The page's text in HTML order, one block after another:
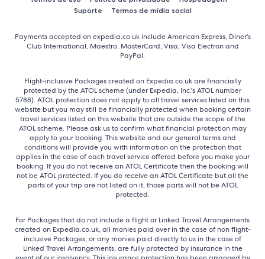
Suporte
Termos de mídia social
Payments accepted on expedia.co.uk include American Express, Diner's
Club International, Maestro, MasterCard, Visa, Visa Electron and
PayPal.
Flight-inclusive Packages created on Expedia.co.uk are financially
protected by the ATOL scheme (under Expedia, Inc.'s ATOL number
5788). ATOL protection does not apply to all travel services listed on this
website but you may still be financially protected when booking certain
travel services listed on this website that are outside the scope of the
ATOL scheme. Please ask us to confirm what financial protection may
apply to your booking. This website and our general terms and
conditions will provide you with information on the protection that
applies in the case of each travel service offered before you make your
booking. If you do not receive an ATOL Certificate then the booking will
not be ATOL protected. If you do receive an ATOL Certificate but all the
parts of your trip are not listed on it, those parts will not be ATOL
protected.
For Packages that do not include a flight or Linked Travel Arrangements
created on Expedia.co.uk, all monies paid over in the case of non flight-
inclusive Packages, or any monies paid directly to us in the case of
Linked Travel Arrangements, are fully protected by insurance in the